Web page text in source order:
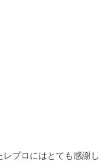
プロにはとても感謝し